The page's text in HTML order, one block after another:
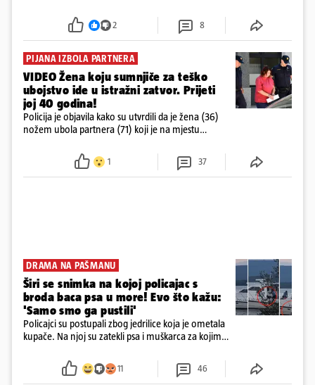
poslovanje nekretninama, a od osnutka nema
2 8
PIJANA IZBOLA PARTNERA
VIDEO Žena koju sumnjiče za teško
ubojstvo ide u istražni zatvor. Prijeti
joj 40 godina!
Policija je objavila kako su utvrdili da je žena (36)
nožem ubola partnera (71) koji je na mjestu
ispitali i poslali u istražni zatvor
1 37
DRAMA NA PAŠMANU
Širi se snimka na kojoj policajac s
broda baca psa u more! Evo što kažu:
'Samo smo ga pustili'
Policajci su postupali zbog jedrilice koja je ometala
kupače. Na njoj su zatekli psa i muškarca za kojim
ga uhitili, a psa je preuzeo komunalni redar
11 46